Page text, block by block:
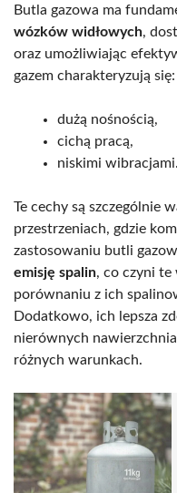
Butla gazowa ma
wózków widłowych,
oraz umożliwiając
gazem charakteryzują się:
dużą nośnością,
cichą pracą,
niskimi wibracjami.
Te cechy są szczególnie
przestrzeniach, gdzie
zastosowaniu butli
emisję spalin, co czyni te
porównaniu z ich
Dodatkowo, ich lepsza
nierównych
różnych warunkach.